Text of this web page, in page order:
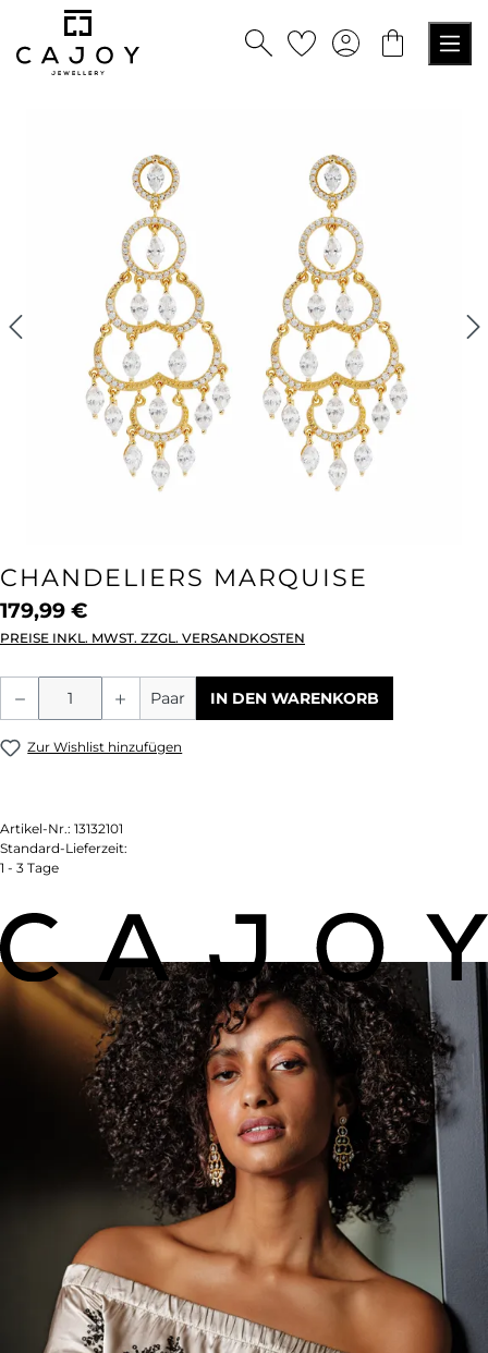
springen
CHANDELIERS MARQUISE
179,99 €
PREISE INKL. MWST. ZZGL. VERSANDKOSTEN
Produkt Anzahl: Gib den gewünschten
Paar IN DEN WARENKORB
Zur Wishlist hinzufügen
Artikel-Nr.: 13132101
Standard-Lieferzeit:
1 - 3 Tage